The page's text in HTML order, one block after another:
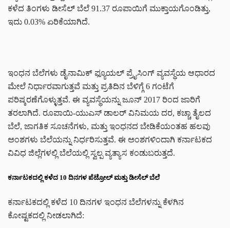
ಕಳೆದ ತಿಂಗಳು ಡೀಸೆಲ್ ಬೆಲೆ 91.37 ರೂಪಾಯಿಗೆ ಮುಕ್ತಾಯಗೊಂಡಿತ್ತು,
ಇದು 0.03% ಏರಿಕೆಯಾಗಿದೆ.
ಇಂಧನ ಬೆಲೆಗಳು ಡೈನಾಮಿಕ್ ಫ್ಯೂಯಲ್ ಪ್ರೈಸಿಂಗ್ ವ್ಯವಸ್ಥೆಯ ಆಧಾರದ
ಮೇಲೆ ನಿರ್ಧಾರವಾಗುತ್ತವೆ ಮತ್ತು ಪ್ರತಿದಿನ ಬೆಳಿಗ್ಗೆ 6 ಗಂಟೆಗೆ
ಪರಿಷ್ಕರಣೆಗೊಳ್ಳುತ್ತವೆ. ಈ ವ್ಯವಸ್ಥೆಯನ್ನು ಜೂನ್ 2017 ರಿಂದ ಜಾರಿಗೆ
ತರಲಾಗಿದೆ. ರೂಪಾಯಿ-ಯುಎಸ್ ಡಾಲರ್ ವಿನಿಮಯ ದರ, ಕಚ್ಚಾ ತೈಲದ
ಬೆಲೆ, ಜಾಗತಿಕ ಸೂಚನೆಗಳು, ಮತ್ತು ಇಂಧನದ ಬೇಡಿಕೆಯಂತಹ ಹಲವು
ಅಂಶಗಳು ಬೆಲೆಯನ್ನು ನಿರ್ಧರಿಸುತ್ತವೆ. ಈ ಅಂಶಗಳಿಂದಾಗಿ ಕರ್ನಾಟಕದ
ವಿವಿಧ ಜಿಲ್ಲೆಗಳಲ್ಲಿ ಬೆಲೆಯಲ್ಲಿ ಸ್ವಲ್ಪ ವ್ಯತ್ಯಾಸ ಕಂಡುಬರುತ್ತದೆ.
ಕರ್ನಾಟಕದಲ್ಲಿ ಕಳೆದ 10 ದಿನಗಳ ಪೆಟ್ರೋಲ್ ಮತ್ತು ಡೀಸೆಲ್ ಬೆಲೆ
ಕರ್ನಾಟಕದಲ್ಲಿ ಕಳೆದ 10 ದಿನಗಳ ಇಂಧನ ಬೆಲೆಗಳನ್ನು ಕೆಳಗಿನ
ಕೋಷ್ಟಕದಲ್ಲಿ ನೀಡಲಾಗಿದೆ: